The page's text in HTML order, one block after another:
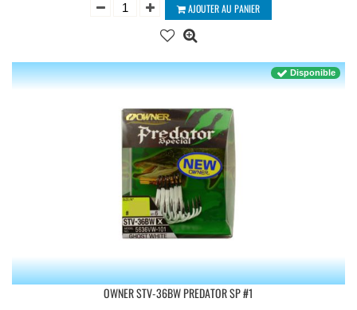
AJOUTER AU PANIER
OWNER STV-36BW PREDATOR SP #1
Disponible